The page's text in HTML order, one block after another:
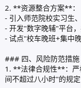
2. **资源整合方案**：
- 引入师范院校实习生
- 开发"数字晚辅"平台
- 试点"校车晚班+集中
### 四、风险防范措施
1. **法律合规性**：严
间不超过八小时"的规